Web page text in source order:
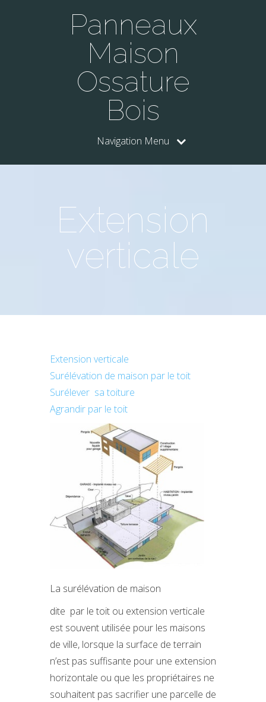
Panneaux
Maison
Ossature
Bois
Navigation Menu
Extension
verticale
Extension verticale
Surélévation de maison par le toit
Surélever sa toiture
Agrandir par le toit
La surélévation de maison
dite par le toit ou extension verticale
est souvent utilisée pour les maisons
de ville, lorsque la surface de terrain
n’est pas suffisante pour une extension
horizontale ou que les propriétaires ne
souhaitent pas sacrifier une parcelle de